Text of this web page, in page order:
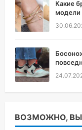
Какие
модели
ВОЗМОЖНО,